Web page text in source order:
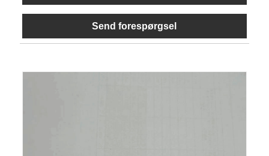
Send forespørgsel